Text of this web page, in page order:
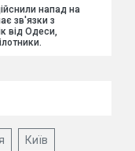
напад на
зв'язки з
від Одеси,
Київ